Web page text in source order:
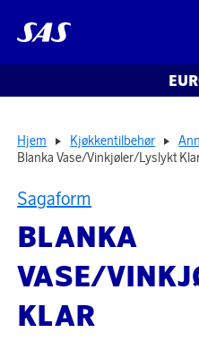
Hjem Kjøkkentilbehør
Blanka Vase/Vinkjøler/Lyslykt
Sagaform
BLANKA
VASE/
KLAR